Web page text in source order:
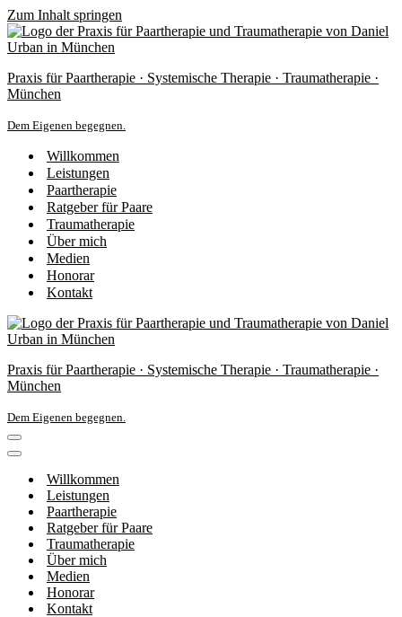
Zum Inhalt springen
Praxis für Paartherapie · Systemische Therapie · Traumatherapie ·
München
Dem Eigenen begegnen.
Willkommen
Leistungen
Paartherapie
Ratgeber für Paare
Traumatherapie
Über mich
Medien
Honorar
Kontakt
Praxis für Paartherapie · Systemische Therapie · Traumatherapie ·
München
Dem Eigenen begegnen.
Navigations-
Menü
Navigations-
Willkommen
Leistungen
Paartherapie
Ratgeber für Paare
Traumatherapie
Über mich
Medien
Honorar
Kontakt